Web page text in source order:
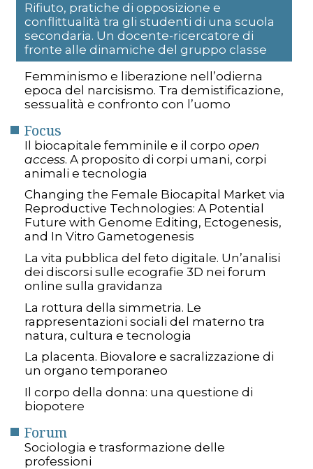
Rifiuto, pratiche di opposizione e
conflittualità tra gli studenti di una scuola
secondaria. Un docente-ricercatore di
fronte alle dinamiche del gruppo classe
Femminismo e liberazione nell’odierna
epoca del narcisismo. Tra demistificazione,
sessualità e confronto con l’uomo
Focus
Il biocapitale femminile e il corpo open
access. A proposito di corpi umani, corpi
animali e tecnologia
Changing the Female Biocapital Market via
Reproductive Technologies: A Potential
Future with Genome Editing, Ectogenesis,
and In Vitro Gametogenesis
La vita pubblica del feto digitale. Un’analisi
dei discorsi sulle ecografie 3D nei forum
online sulla gravidanza
La rottura della simmetria. Le
rappresentazioni sociali del materno tra
natura, cultura e tecnologia
La placenta. Biovalore e sacralizzazione di
un organo temporaneo
Il corpo della donna: una questione di
biopotere
Forum
Sociologia e trasformazione delle
professioni